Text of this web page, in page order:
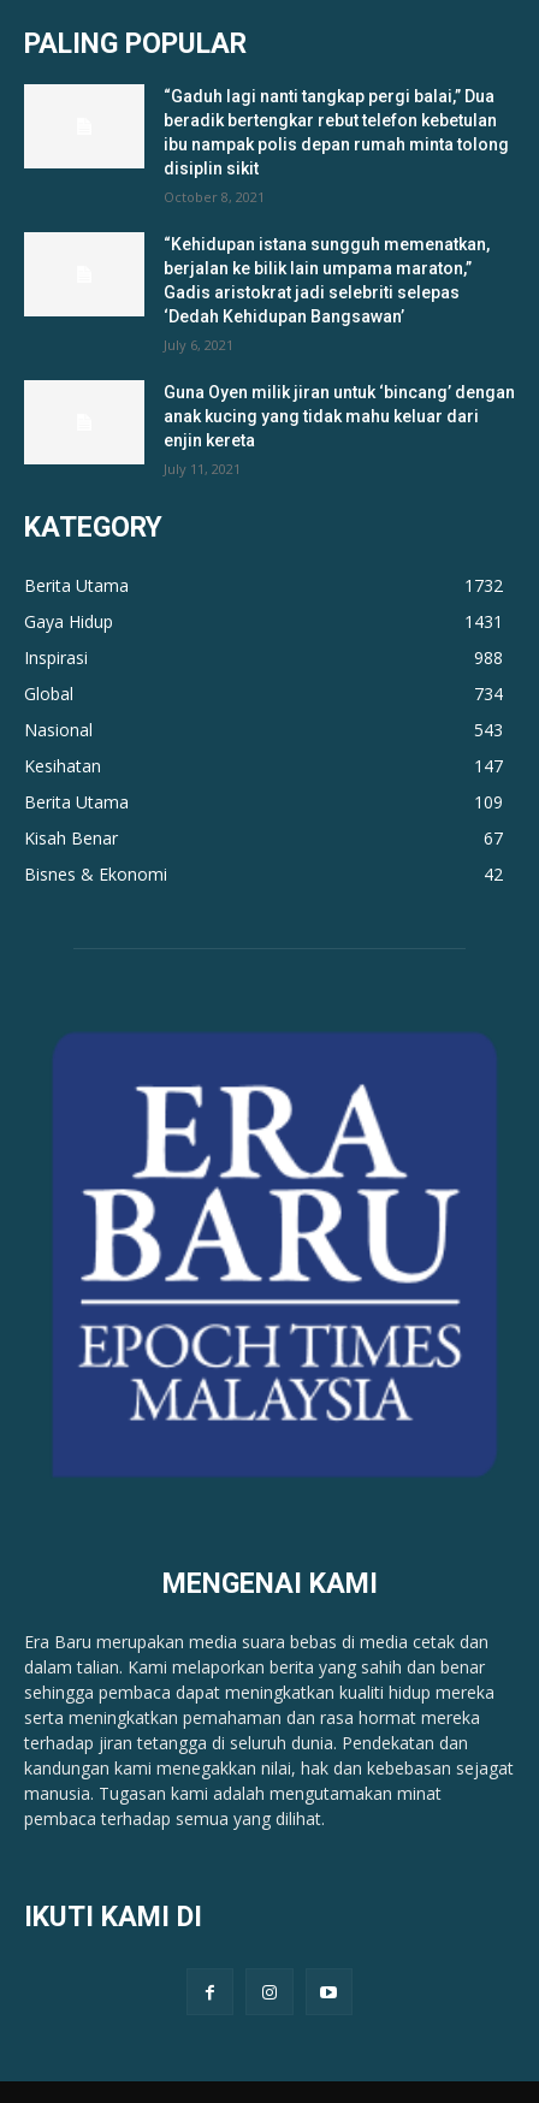
PALING POPULAR
“Gaduh lagi nanti tangkap pergi balai,” Dua
beradik bertengkar rebut telefon kebetulan
ibu nampak polis depan rumah minta tolong
disiplin sikit
October 8, 2021
“Kehidupan istana sungguh memenatkan,
berjalan ke bilik lain umpama maraton,”
Gadis aristokrat jadi selebriti selepas
‘Dedah Kehidupan Bangsawan’
July 6, 2021
Guna Oyen milik jiran untuk ‘bincang’ dengan
anak kucing yang tidak mahu keluar dari
enjin kereta
July 11, 2021
KATEGORY
Berita Utama
1732
Gaya Hidup
1431
Inspirasi
988
Global
734
Nasional
543
Kesihatan
147
Berita Utama
109
Kisah Benar
67
Bisnes & Ekonomi
42
MENGENAI KAMI
Era Baru merupakan media suara bebas di media cetak dan
dalam talian. Kami melaporkan berita yang sahih dan benar ​​
sehingga pembaca dapat meningkatkan kualiti hidup mereka
serta meningkatkan pemahaman dan rasa hormat mereka
terhadap jiran tetangga di seluruh dunia. Pendekatan dan
kandungan kami menegakkan nilai, hak dan kebebasan sejagat
manusia. Tugasan kami adalah mengutamakan minat
pembaca terhadap semua yang dilihat.
IKUTI KAMI DI